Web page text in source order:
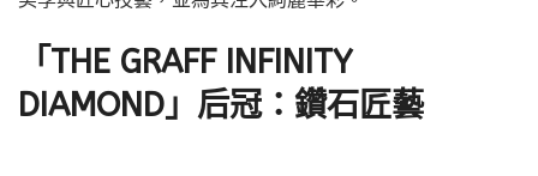
「THE GRAFF INFINITY
DIAMOND」后冠：鑽石匠藝